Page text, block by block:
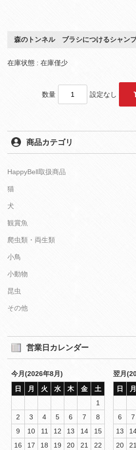
森のトンネル ブラシにつけるシャンプ
在庫状態 : 在庫僅少
数量 設定なし
商品カテゴリ
HappyBell取扱商品
猫
犬
観賞魚
爬虫類・両生類
小鳥
小動物
昆虫
その他
営業日カレンダー
今月(2026年8月)
日
月 火 水 木 金
土
1
2
3 4 5 6 7
8
9
10 11 12 13 14
15
16
17 18 19 20 21
22
翌月
日
月
6
7
13
20
21